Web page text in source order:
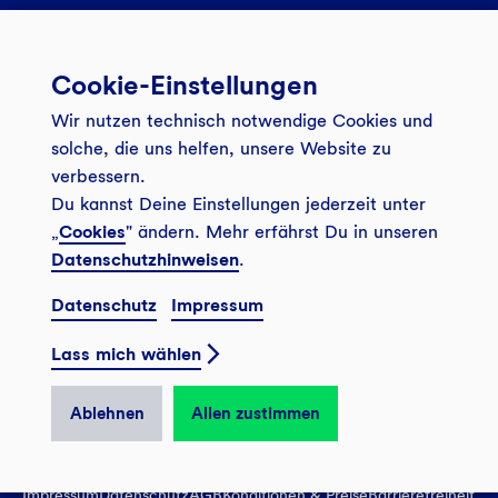
Banking App
Service
Onlinebanking Login
FAQ
Kontakt
Newsletter
Unsere Angebote
Mitgliederkonto
Festgeld
Tagesgeldkonto
Finanzieren
Investieren
GLS Bank Anteile
Über uns
Wo wirkt die GLS?
Weitersagen
Veranstaltungen
Filiale finden
Presse
Karriere
Sozial-ökologisch seit 1974
© 2026 GLS Gemeinschaftsbank eG
Vertrag widerrufen
Cookie-Einstellungen
Wir nutzen technisch notwendige Cookies und
solche, die uns helfen, unsere Website zu
verbessern.
Du kannst Deine Einstellungen jederzeit unter
„Cookies" ändern. Mehr erfährst Du in unseren
Datenschutzhinweisen.
Datenschutz Impressum
Lass mich wählen
Ablehnen Allen zustimmen